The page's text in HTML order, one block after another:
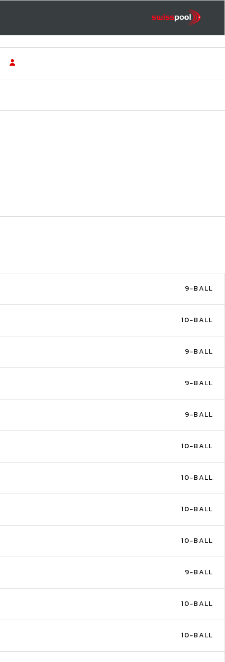
9-BALL
10-BALL
9-BALL
9-BALL
9-BALL
10-BALL
10-BALL
10-BALL
10-BALL
9-BALL
10-BALL
10-BALL